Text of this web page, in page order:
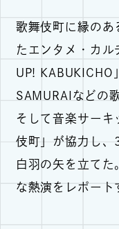
歌舞伎町に縁のあ
たエンタメ・カ
UP! KABUKICHO
SAMURAIなどの
そして音楽サー
伎町」が協力し
白羽の矢を立てた
な熱演をレポート